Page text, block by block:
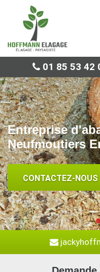
01 85 53 42
Entreprise
Neufmoutiers
CONTACTEZ-NOUS